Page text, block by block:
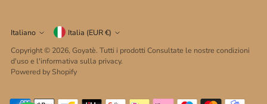
Lingua
Italiano Valuta
Italia (EUR €)
Copyright © 2026, Goyatè. Tutti i prodotti Consultate le nostre condizioni
d'uso e l'informativa sulla privacy.
Powered by Shopify